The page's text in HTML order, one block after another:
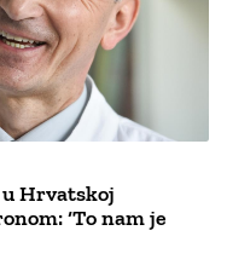
Hrvatskoj
‘To nam je